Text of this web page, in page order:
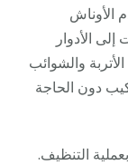
الأوناش
الأدوار
والشوائب
دون الحاجة
التنظيف.